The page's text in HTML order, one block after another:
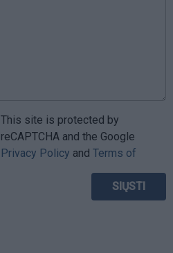
This site is protected by
reCAPTCHA and the Google
Privacy Policy and Terms of